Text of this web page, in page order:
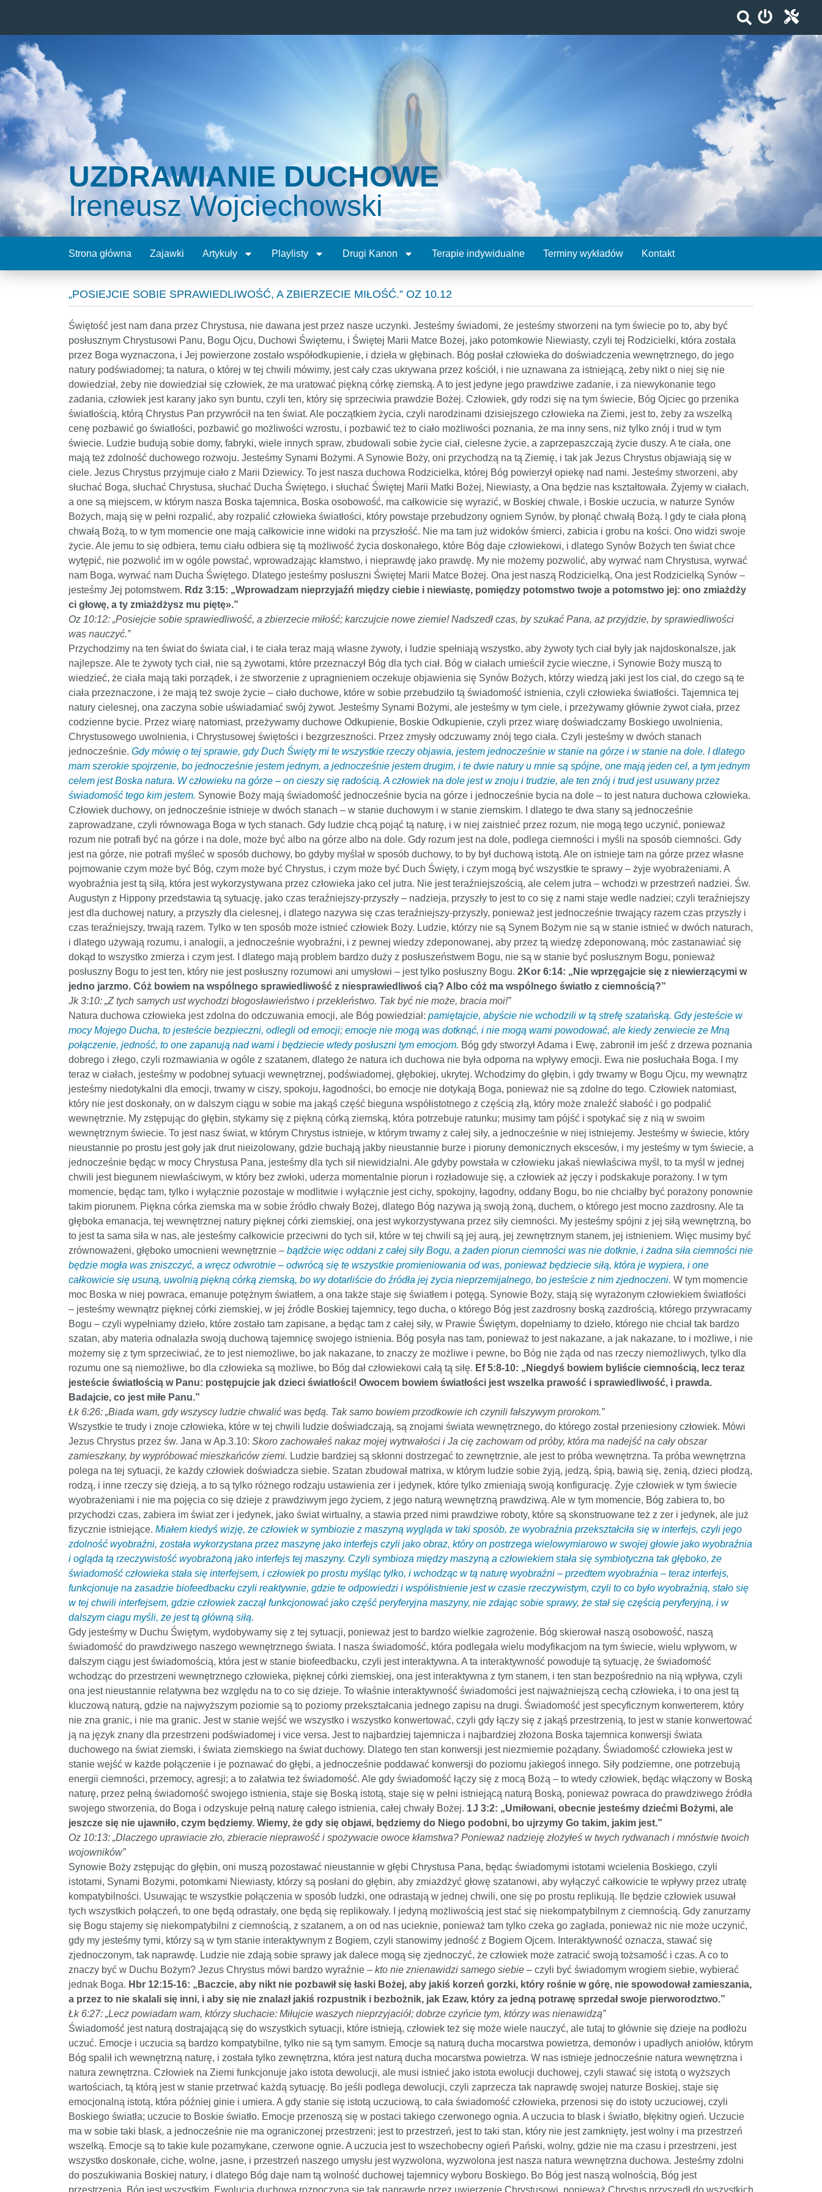
UZDRAWIANIE DUCHOWE
Ireneusz Wojciechowski
Strona główna Zajawki Artykuły Playlisty Drugi Kanon Terapie indywidualne Terminy wykładów Kontakt
„POSIEJCIE SOBIE SPRAWIEDLIWOŚĆ, A ZBIERZECIE MIŁOŚĆ.” OZ 10.12
Świętość jest nam dana przez Chrystusa, nie dawana jest przez nasze uczynki. Jesteśmy świadomi, że jesteśmy stworzeni na tym świecie po to, aby być
posłusznym Chrystusowi Panu, Bogu Ojcu, Duchowi Świętemu, i Świętej Marii Matce Bożej, jako potomkowie Niewiasty, czyli tej Rodzicielki, która została
przez Boga wyznaczona, i Jej powierzone zostało współodkupienie, i dzieła w głębinach. Bóg posłał człowieka do doświadczenia wewnętrznego, do jego
natury podświadomej; ta natura, o której w tej chwili mówimy, jest cały czas ukrywana przez kościół, i nie uznawana za istniejącą, żeby nikt o niej się nie
dowiedział, żeby nie dowiedział się człowiek, że ma uratować piękną córkę ziemską. A to jest jedyne jego prawdziwe zadanie, i za niewykonanie tego
zadania, człowiek jest karany jako syn buntu, czyli ten, który się sprzeciwia prawdzie Bożej. Człowiek, gdy rodzi się na tym świecie, Bóg Ojciec go przenika
światłością, którą Chrystus Pan przywrócił na ten świat. Ale początkiem życia, czyli narodzinami dzisiejszego człowieka na Ziemi, jest to, żeby za wszelką
cenę pozbawić go światłości, pozbawić go możliwości wzrostu, i pozbawić też to ciało możliwości poznania, że ma inny sens, niż tylko znój i trud w tym
świecie. Ludzie budują sobie domy, fabryki, wiele innych spraw, zbudowali sobie życie ciał, cielesne życie, a zaprzepaszczają życie duszy. A te ciała, one
mają też zdolność duchowego rozwoju. Jesteśmy Synami Bożymi. A Synowie Boży, oni przychodzą na tą Ziemię, i tak jak Jezus Chrystus objawiają się w
ciele. Jezus Chrystus przyjmuje ciało z Marii Dziewicy. To jest nasza duchowa Rodzicielka, której Bóg powierzył opiekę nad nami. Jesteśmy stworzeni, aby
słuchać Boga, słuchać Chrystusa, słuchać Ducha Świętego, i słuchać Świętej Marii Matki Bożej, Niewiasty, a Ona będzie nas kształtowała. Żyjemy w ciałach,
a one są miejscem, w którym nasza Boska tajemnica, Boska osobowość, ma całkowicie się wyrazić, w Boskiej chwale, i Boskie uczucia, w naturze Synów
Bożych, mają się w pełni rozpalić, aby rozpalić człowieka światłości, który powstaje przebudzony ogniem Synów, by płonąć chwałą Bożą. I gdy te ciała płoną
chwałą Bożą, to w tym momencie one mają całkowicie inne widoki na przyszłość. Nie ma tam już widoków śmierci, zabicia i grobu na kości. Ono widzi swoje
życie. Ale jemu to się odbiera, temu ciału odbiera się tą możliwość życia doskonałego, które Bóg daje człowiekowi, i dlatego Synów Bożych ten świat chce
wytępić, nie pozwolić im w ogóle powstać, wprowadzając kłamstwo, i nieprawdę jako prawdę. My nie możemy pozwolić, aby wyrwać nam Chrystusa, wyrwać
nam Boga, wyrwać nam Ducha Świętego. Dlatego jesteśmy posłuszni Świętej Marii Matce Bożej. Ona jest naszą Rodzicielką, Ona jest Rodzicielką Synów –
jesteśmy Jej potomstwem. Rdz 3:15: „Wprowadzam nieprzyjaźń między ciebie i niewiastę, pomiędzy potomstwo twoje a potomstwo jej: ono zmiażdży
ci głowę, a ty zmiażdżysz mu piętę».”
Oz 10:12: „Posiejcie sobie sprawiedliwość, a zbierzecie miłość; karczujcie nowe ziemie! Nadszedł czas, by szukać Pana, aż przyjdzie, by sprawiedliwości
was nauczyć.”
Przychodzimy na ten świat do świata ciał, i te ciała teraz mają własne żywoty, i ludzie spełniają wszystko, aby żywoty tych ciał były jak najdoskonalsze, jak
najlepsze. Ale te żywoty tych ciał, nie są żywotami, które przeznaczył Bóg dla tych ciał. Bóg w ciałach umieścił życie wieczne, i Synowie Boży muszą to
wiedzieć, że ciała mają taki porządek, i że stworzenie z upragnieniem oczekuje objawienia się Synów Bożych, którzy wiedzą jaki jest los ciał, do czego są te
ciała przeznaczone, i że mają też swoje życie – ciało duchowe, które w sobie przebudziło tą świadomość istnienia, czyli człowieka światłości. Tajemnica tej
natury cielesnej, ona zaczyna sobie uświadamiać swój żywot. Jesteśmy Synami Bożymi, ale jesteśmy w tym ciele, i przeżywamy głównie żywot ciała, przez
codzienne bycie. Przez wiarę natomiast, przeżywamy duchowe Odkupienie, Boskie Odkupienie, czyli przez wiarę doświadczamy Boskiego uwolnienia,
Chrystusowego uwolnienia, i Chrystusowej świętości i bezgrzeszności. Przez zmysły odczuwamy znój tego ciała. Czyli jesteśmy w dwóch stanach
jednocześnie. Gdy mówię o tej sprawie, gdy Duch Święty mi te wszystkie rzeczy objawia, jestem jednocześnie w stanie na górze i w stanie na dole. I dlatego
mam szerokie spojrzenie, bo jednocześnie jestem jednym, a jednocześnie jestem drugim, i te dwie natury u mnie są spójne, one mają jeden cel, a tym jednym
celem jest Boska natura. W człowieku na górze – on cieszy się radością. A człowiek na dole jest w znoju i trudzie, ale ten znój i trud jest usuwany przez
świadomość tego kim jestem. Synowie Boży mają świadomość jednocześnie bycia na górze i jednocześnie bycia na dole – to jest natura duchowa człowieka.
Człowiek duchowy, on jednocześnie istnieje w dwóch stanach – w stanie duchowym i w stanie ziemskim. I dlatego te dwa stany są jednocześnie
zaprowadzane, czyli równowaga Boga w tych stanach. Gdy ludzie chcą pojąć tą naturę, i w niej zaistnieć przez rozum, nie mogą tego uczynić, ponieważ
rozum nie potrafi być na górze i na dole, może być albo na górze albo na dole. Gdy rozum jest na dole, podlega ciemności i myśli na sposób ciemności. Gdy
jest na górze, nie potrafi myśleć w sposób duchowy, bo gdyby myślał w sposób duchowy, to by był duchową istotą. Ale on istnieje tam na górze przez własne
pojmowanie czym może być Bóg, czym może być Chrystus, i czym może być Duch Święty, i czym mogą być wszystkie te sprawy – żyje wyobrażeniami. A
wyobraźnia jest tą siłą, która jest wykorzystywana przez człowieka jako cel jutra. Nie jest teraźniejszością, ale celem jutra – wchodzi w przestrzeń nadziei. Św.
Augustyn z Hippony przedstawia tą sytuację, jako czas teraźniejszy-przyszły – nadzieja, przyszły to jest to co się z nami staje wedle nadziei; czyli teraźniejszy
jest dla duchowej natury, a przyszły dla cielesnej, i dlatego nazywa się czas teraźniejszy-przyszły, ponieważ jest jednocześnie trwający razem czas przyszły i
czas teraźniejszy, trwają razem. Tylko w ten sposób może istnieć człowiek Boży. Ludzie, którzy nie są Synem Bożym nie są w stanie istnieć w dwóch naturach,
i dlatego używają rozumu, i analogii, a jednocześnie wyobraźni, i z pewnej wiedzy zdeponowanej, aby przez tą wiedzę zdeponowaną, móc zastanawiać się
dokąd to wszystko zmierza i czym jest. I dlatego mają problem bardzo duży z posłuszeństwem Bogu, nie są w stanie być posłusznym Bogu, ponieważ
posłuszny Bogu to jest ten, który nie jest posłuszny rozumowi ani umysłowi – jest tylko posłuszny Bogu. 2 Kor 6:14: „Nie wprzęgajcie się z niewierzącymi w
jedno jarzmo. Cóż bowiem na wspólnego sprawiedliwość z niesprawiedliwoś cią? Albo cóż ma wspólnego światło z ciemnością?”
Jk 3:10: „Z tych samych ust wychodzi błogosławieństwo i przekleństwo. Tak być nie może, bracia moi!”
Natura duchowa człowieka jest zdolna do odczuwania emocji, ale Bóg powiedział: pamiętajcie, abyście nie wchodzili w tą strefę szatańską. Gdy jesteście w
mocy Mojego Ducha, to jesteście bezpieczni, odlegli od emocji; emocje nie mogą was dotknąć, i nie mogą wami powodować, ale kiedy zerwiecie ze Mną
połączenie, jedność, to one zapanują nad wami i będziecie wtedy posłuszni tym emocjom. Bóg gdy stworzył Adama i Ewę, zabronił im jeść z drzewa poznania
dobrego i złego, czyli rozmawiania w ogóle z szatanem, dlatego że natura ich duchowa nie była odporna na wpływy emocji. Ewa nie posłuchała Boga. I my
teraz w ciałach, jesteśmy w podobnej sytuacji wewnętrznej, podświadomej, głębokiej, ukrytej. Wchodzimy do głębin, i gdy trwamy w Bogu Ojcu, my wewnątrz
jesteśmy niedotykalni dla emocji, trwamy w ciszy, spokoju, łagodności, bo emocje nie dotykają Boga, ponieważ nie są zdolne do tego. Człowiek natomiast,
który nie jest doskonały, on w dalszym ciągu w sobie ma jakąś część bieguna współistotnego z częścią złą, który może znaleźć słabość i go podpalić
wewnętrznie. My zstępując do głębin, stykamy się z piękną córką ziemską, która potrzebuje ratunku; musimy tam pójść i spotykać się z nią w swoim
wewnętrznym świecie. To jest nasz świat, w którym Chrystus istnieje, w którym trwamy z całej siły, a jednocześnie w niej istniejemy. Jesteśmy w świecie, który
nieustannie po prostu jest goły jak drut nieizolowany, gdzie buchają jakby nieustannie burze i pioruny demonicznych ekscesów, i my jesteśmy w tym świecie, a
jednocześnie będąc w mocy Chrystusa Pana, jesteśmy dla tych sił niewidzialni. Ale gdyby powstała w człowieku jakaś niewłaściwa myśl, to ta myśl w jednej
chwili jest biegunem niewłaściwym, w który bez zwłoki, uderza momentalnie piorun i rozładowuje się, a człowiek aż jęczy i podskakuje porażony. I w tym
momencie, będąc tam, tylko i wyłącznie pozostaje w modlitwie i wyłącznie jest cichy, spokojny, łagodny, oddany Bogu, bo nie chciałby być porażony ponownie
takim piorunem. Piękna córka ziemska ma w sobie źródło chwały Bożej, dlatego Bóg nazywa ją swoją żoną, duchem, o którego jest mocno zazdrosny. Ale ta
głęboka emanacja, tej wewnętrznej natury pięknej córki ziemskiej, ona jest wykorzystywana przez siły ciemności. My jesteśmy spójni z jej siłą wewnętrzną, bo
to jest ta sama siła w nas, ale jesteśmy całkowicie przeciwni do tych sił, które w tej chwili są jej aurą, jej zewnętrznym stanem, jej istnieniem. Więc musimy być
zrównoważeni, głęboko umocnieni wewnętrznie – bądźcie więc oddani z całej siły Bogu, a żaden piorun ciemności was nie dotknie, i żadna siła ciemności nie
będzie mogła was zniszczyć, a wręcz odwrotnie – odwrócą się te wszystkie promieniowania od was, ponieważ będziecie siłą, która je wypiera, i one
całkowicie się usuną, uwolnią piękną córką ziemską, bo wy dotarliście do źródła jej życia nieprzemijalnego, bo jesteście z nim zjednoczeni. W tym momencie
moc Boska w niej powraca, emanuje potężnym światłem, a ona także staje się światłem i potęgą. Synowie Boży, stają się wyrażonym człowiekiem światłości
– jesteśmy wewnątrz pięknej córki ziemskiej, w jej źródle Boskiej tajemnicy, tego ducha, o którego Bóg jest zazdrosny boską zazdrością, którego przywracamy
Bogu – czyli wypełniamy dzieło, które zostało tam zapisane, a będąc tam z całej siły, w Prawie Świętym, dopełniamy to dzieło, którego nie chciał tak bardzo
szatan, aby materia odnalazła swoją duchową tajemnicę swojego istnienia. Bóg posyła nas tam, ponieważ to jest nakazane, a jak nakazane, to i możliwe, i nie
możemy się z tym sprzeciwiać, że to jest niemożliwe, bo jak nakazane, to znaczy że możliwe i pewne, bo Bóg nie żąda od nas rzeczy niemożliwych, tylko dla
rozumu one są niemożliwe, bo dla człowieka są możliwe, bo Bóg dał człowiekowi całą tą siłę. Ef 5:8-10: „Niegdyś bowiem byliście ciemnością, lecz teraz
jesteście światłością w Panu: postępujcie jak dzieci światłości! Owocem bowiem światłości jest wszelka prawość i sprawiedliwość, i prawda.
Badajcie, co jest miłe Panu.”
Łk 6:26: „Biada wam, gdy wszyscy ludzie chwalić was będą. Tak samo bowiem przodkowie ich czynili fałszywym prorokom.”
Wszystkie te trudy i znoje człowieka, które w tej chwili ludzie doświadczają, są znojami świata wewnętrznego, do którego został przeniesiony człowiek. Mówi
Jezus Chrystus przez św. Jana w Ap.3.10: Skoro zachowałeś nakaz mojej wytrwałości i Ja cię zachowam od próby, która ma nadejść na cały obszar
zamieszkany, by wypróbować mieszkańców ziemi. Ludzie bardziej są skłonni dostrzegać to zewnętrznie, ale jest to próba wewnętrzna. Ta próba wewnętrzna
polega na tej sytuacji, że każdy człowiek doświadcza siebie. Szatan zbudował matrixa, w którym ludzie sobie żyją, jedzą, śpią, bawią się, żenią, dzieci płodzą,
rodzą, i inne rzeczy się dzieją, a to są tylko różnego rodzaju ustawienia zer i jedynek, które tylko zmieniają swoją konfigurację. Żyje człowiek w tym świecie
wyobrażeniami i nie ma pojęcia co się dzieje z prawdziwym jego życiem, z jego naturą wewnętrzną prawdziwą. Ale w tym momencie, Bóg zabiera to, bo
przychodzi czas, zabiera im świat zer i jedynek, jako świat wirtualny, a stawia przed nimi prawdziwe roboty, które są skonstruowane też z zer i jedynek, ale już
fizycznie istniejące. Miałem kiedyś wizję, że człowiek w symbiozie z maszyną wygląda w taki sposób, że wyobraźnia przekształciła się w interfejs, czyli jego
zdolność wyobraźni, została wykorzystana przez maszynę jako interfejs czyli jako obraz, który on postrzega wielowymiarowo w swojej głowie jako wyobraźnia
i ogląda tą rzeczywistość wyobrażoną jako interfejs tej maszyny. Czyli symbioza między maszyną a człowiekiem stała się symbiotyczna tak głęboko, że
świadomość człowieka stała się interfejsem, i człowiek po prostu myśląc tylko, i wchodząc w tą naturę wyobraźni – przedtem wyobraźnia – teraz interfejs,
funkcjonuje na zasadzie biofeedbacku czyli reaktywnie, gdzie te odpowiedzi i współistnienie jest w czasie rzeczywistym, czyli to co było wyobraźnią, stało się
w tej chwili interfejsem, gdzie człowiek zaczął funkcjonować jako część peryferyjna maszyny, nie zdając sobie sprawy, że stał się częścią peryferyjną, i w
dalszym ciagu myśli, że jest tą główną siłą.
Gdy jesteśmy w Duchu Świętym, wydobywamy się z tej sytuacji, ponieważ jest to bardzo wielkie zagrożenie. Bóg skierował naszą osobowość, naszą
świadomość do prawdziwego naszego wewnętrznego świata. I nasza świadomość, która podlegała wielu modyfikacjom na tym świecie, wielu wpływom, w
dalszym ciągu jest świadomością, która jest w stanie biofeedbacku, czyli jest interaktywna. A ta interaktywność powoduje tą sytuację, że świadomość
wchodząc do przestrzeni wewnętrznego człowieka, pięknej córki ziemskiej, ona jest interaktywna z tym stanem, i ten stan bezpośrednio na nią wpływa, czyli
ona jest nieustannie relatywna bez względu na to co się dzieje. To właśnie interaktywność świadomości jest najważniejszą cechą człowieka, i to ona jest tą
kluczową naturą, gdzie na najwyższym poziomie są to poziomy przekształcania jednego zapisu na drugi. Świadomość jest specyficznym konwerterem, który
nie zna granic, i nie ma granic. Jest w stanie wejść we wszystko i wszystko konwertować, czyli gdy łączy się z jakąś przestrzenią, to jest w stanie konwertować
ją na język znany dla przestrzeni podświadomej i vice versa. Jest to najbardziej tajemnicza i najbardziej złożona Boska tajemnica konwersji świata
duchowego na świat ziemski, i świata ziemskiego na świat duchowy. Dlatego ten stan konwersji jest niezmiernie pożądany. Świadomość człowieka jest w
stanie wejść w każde połączenie i je poznawać do głębi, a jednocześnie poddawać konwersji do poziomu jakiegoś innego. Siły podziemne, one potrzebują
energii ciemności, przemocy, agresji; a to załatwia też świadomość. Ale gdy świadomość łączy się z mocą Bożą – to wtedy człowiek, będąc włączony w Boską
naturę, przez pełną świadomość swojego istnienia, staje się Boską istotą, staje się w pełni istniejącą naturą Boską, ponieważ powraca do prawdziwego źródła
swojego stworzenia, do Boga i odzyskuje pełną naturę całego istnienia, całej chwały Bożej. 1 J 3:2: „Umiłowani, obecnie jesteśmy dziećmi Bożymi, ale
jeszcze się nie ujawniło, czym będziemy. Wiemy, że gdy się objawi, będziemy do Niego podobni, bo ujrzymy Go takim, jakim jest.”
Oz 10:13: „Dlaczego uprawiacie zło, zbieracie nieprawość i spożywacie owoce kłamstwa? Ponieważ nadzieję złożyłeś w twych rydwanach i mnóstwie twoich
wojowników”
Synowie Boży zstępując do głębin, oni muszą pozostawać nieustannie w głębi Chrystusa Pana, będąc świadomymi istotami wcielenia Boskiego, czyli
istotami, Synami Bożymi, potomkami Niewiasty, którzy są posłani do głębin, aby zmiażdżyć głowę szatanowi, aby wyłączyć całkowicie te wpływy przez utratę
kompatybilności. Usuwając te wszystkie połączenia w sposób ludzki, one odrastają w jednej chwili, one się po prostu replikują. Ile będzie człowiek usuwał
tych wszystkich połączeń, to one będą odrastały, one będą się replikowały. I jedyną możliwością jest stać się niekompatybilnym z ciemnością. Gdy zanurzamy
się Bogu stajemy się niekompatybilni z ciemnością, z szatanem, a on od nas ucieknie, ponieważ tam tylko czeka go zagłada, ponieważ nic nie może uczynić,
gdy my jesteśmy tymi, którzy są w tym stanie interaktywnym z Bogiem, czyli stanowimy jedność z Bogiem Ojcem. Interaktywność oznacza, stawać się
zjednoczonym, tak naprawdę. Ludzie nie zdają sobie sprawy jak dalece mogą się zjednoczyć, że człowiek może zatracić swoją tożsamość i czas. A co to
znaczy być w Duchu Bożym? Jezus Chrystus mówi bardzo wyraźnie – kto nie znienawidzi samego siebie – czyli być świadomym wrogiem siebie, wybierać
jednak Boga. Hbr 12:15-16: „Baczcie, aby nikt nie pozbawił się łaski Bożej, aby jakiś korzeń gorzki, który rośnie w górę, nie spowodował zamieszania,
a przez to nie skalali się inni, i aby się nie znalazł jakiś rozpustnik i bezbożnik, jak Ezaw, który za jedną potrawę sprzedał swoje pierworodztwo.”
Łk 6:27: „Lecz powiadam wam, którzy słuchacie: Miłujcie waszych nieprzyjaciół; dobrze czyńcie tym, którzy was nienawidzą”
Świadomość jest naturą dostrajającą się do wszystkich sytuacji, które istnieją, człowiek też się może wiele nauczyć, ale tutaj to głównie się dzieje na podłożu
uczuć. Emocje i uczucia są bardzo kompatybilne, tylko nie są tym samym. Emocje są naturą ducha mocarstwa powietrza, demonów i upadłych aniołów, którym
Bóg spalił ich wewnętrzną naturę, i została tylko zewnętrzna, która jest naturą ducha mocarstwa powietrza. W nas istnieje jednocześnie natura wewnętrzna i
natura zewnętrzna. Człowiek na Ziemi funkcjonuje jako istota dewolucji, ale musi istnieć jako istota ewolucji duchowej, czyli stawać się istotą o wyższych
wartościach, tą którą jest w stanie przetrwać każdą sytuację. Bo jeśli podlega dewolucji, czyli zaprzecza tak naprawdę swojej naturze Boskiej, staje się
emocjonalną istotą, która później ginie i umiera. A gdy stanie się istotą uczuciową, to cała świadomość człowieka, przenosi się do istoty uczuciowej, czyli
Boskiego światła; uczucie to Boskie światło. Emocje przenoszą się w postaci takiego czerwonego ognia. A uczucia to blask i światło, błękitny ogień. Uczucie
ma w sobie taki blask, a jednocześnie nie ma ograniczonej przestrzeni; jest to przestrzeń, jest to taki stan, który nie jest zamknięty, jest wolny i ma przestrzeń
wszelką. Emocje są to takie kule pozamykane, czerwone ognie. A uczucia jest to wszechobecny ogień Pański, wolny, gdzie nie ma czasu i przestrzeni, jest
wszystko doskonałe, ciche, wolne, jasne, i przestrzeń naszego umysłu jest wyzwolona, wyzwolona jest nasza natura wewnętrzna duchowa. Jesteśmy zdolni
do poszukiwania Boskiej natury, i dlatego Bóg daje nam tą wolność duchowej tajemnicy wyboru Boskiego. Bo Bóg jest naszą wolnością, Bóg jest
przestrzenią, Bóg jest wszystkim. Ewolucja duchowa rozpoczyna się tak naprawdę przez uwierzenie Chrystusowi, ponieważ Chrystus przyszedł do wszystkich